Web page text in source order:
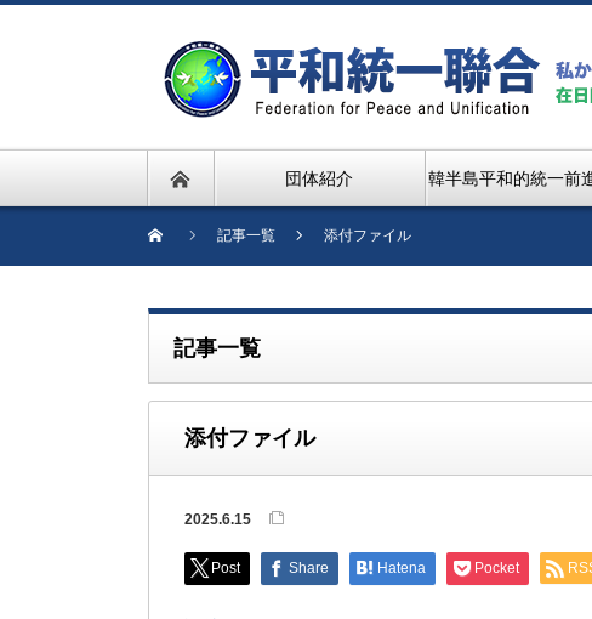
団体紹介 韓半島平和的統一前
記事一覧 添付ファイル
記事一覧
添付ファイル
2025.6.15
Post Share Hatena Pocket